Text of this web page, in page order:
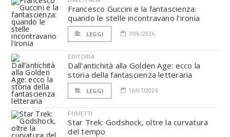
Francesco Guccini e la fantascienza:
quando le stelle incontravano l’ironia
LEGGI 7/08/2026
EDITORIA
Dall’antichità alla Golden Age: ecco la
storia della fantascienza letteraria
LEGGI 16/07/2026
FUMETTI
Star Trek: Godshock, oltre la curvatura
del tempo